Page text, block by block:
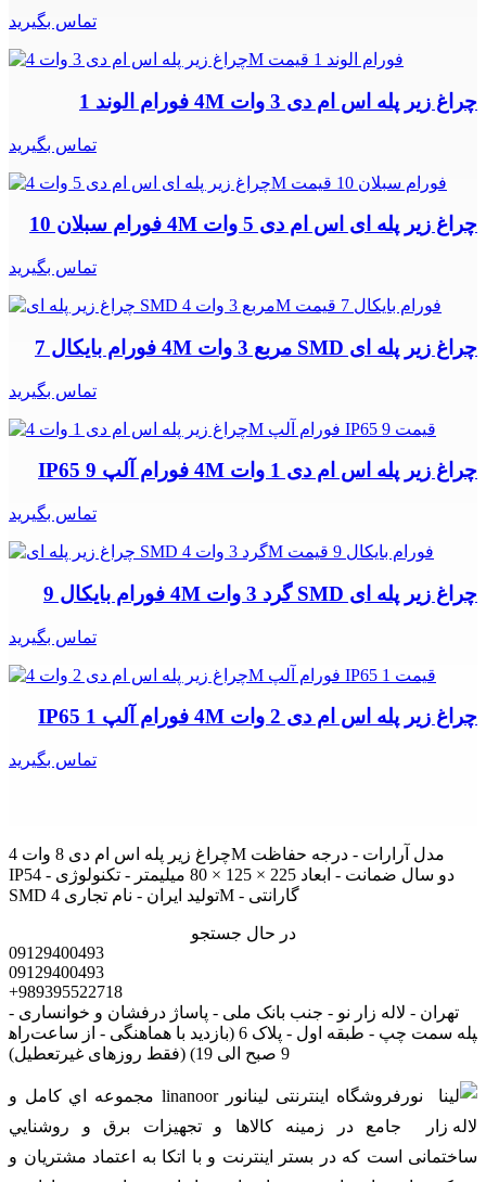
تماس بگیرید
چراغ زیر پله اس ام دی 3 وات 4M فورام الوند 1
تماس بگیرید
چراغ زیر پله ای اس ام دی 5 وات 4M فورام سبلان 10
تماس بگیرید
چراغ زیر پله ای SMD مربع 3 وات 4M فورام بایکال 7
تماس بگیرید
چراغ زیر پله اس ام دی 1 وات 4M فورام آلپ IP65 9
تماس بگیرید
چراغ زیر پله ای SMD گرد 3 وات 4M فورام بایکال 9
تماس بگیرید
چراغ زیر پله اس ام دی 2 وات 4M فورام آلپ IP65 1
تماس بگیرید
چراغ زیر پله اس ام دی 8 وات 4M مدل آرارات - درجه حفاظت
IP54 - دو سال ضمانت - ابعاد 225 × 125 × 80 میلیمتر - تکنولوژی
SMD تولید ایران - نام تجاری 4M - گارانتی
در حال جستجو
09129400493
09129400493
+989395522718
تهران - لاله زار نو - جنب بانک ملی - پاساژ درفشان و خوانساری -
راه‎پله سمت چپ - طبقه اول - پلاک 6 (بازدید با هماهنگی - از ساعت
9 صبح الی 19) (فقط روزهای غیرتعطیل)
فروشگاه اینترنتی لینانور linanoor مجموعه اي کامل و
جامع در زمينه کالاها و تجهيزات برق و روشنايي
ساختمانی است که در بستر اينترنت و با اتکا به اعتماد مشتریان و